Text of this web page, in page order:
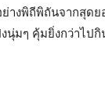
างพิถีพิถันจากสุด
นุ่มๆ คุ้มยิ่งกว่าไปกิ